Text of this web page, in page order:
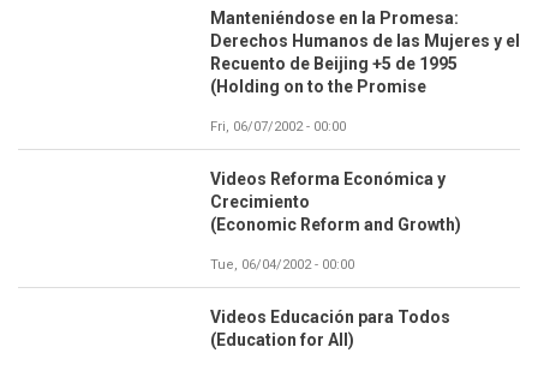
Manteniéndose en la Promesa:
Derechos Humanos de las Mujeres y el
Recuento de Beijing +5 de 1995
(Holding on to the Promise
Fri, 06/07/2002 - 00:00
Videos Reforma Económica y
Crecimiento
(Economic Reform and Growth)
Tue, 06/04/2002 - 00:00
Videos Educación para Todos
(Education for All)